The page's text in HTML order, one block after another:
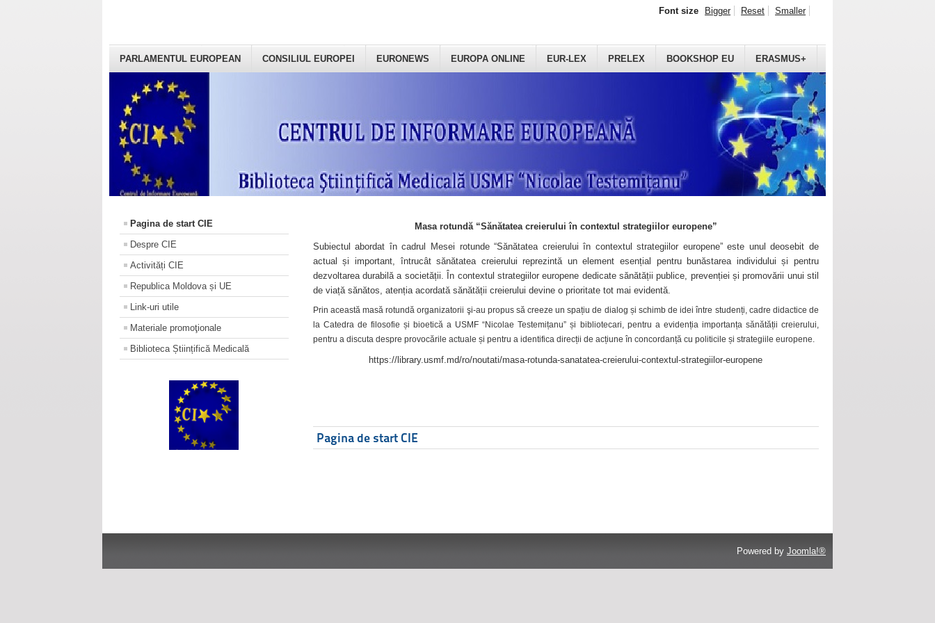
PARLAMENTUL EUROPEAN CONSILIUL EUROPEI EURONEWS EUROPA ONLINE EUR-LEX PRELEX BOOKSHOP EU ERASMUS+
Font size Bigger Reset Smaller
Pagina de start CIE
Despre CIE
Activități CIE
Republica Moldova și UE
Link-uri utile
Materiale promoţionale
Biblioteca Științifică Medicală
Masa rotundă “Sănătatea creierului în contextul strategiilor europene”
Subiectul abordat în cadrul Mesei rotunde “Sănătatea creierului în contextul strategiilor europene” este unul deosebit de
actual și important, întrucât sănătatea creierului reprezintă un element esențial pentru bunăstarea individului și pentru
dezvoltarea durabilă a societății. În contextul strategiilor europene dedicate sănătății publice, prevenției și promovării unui stil
de viață sănătos, atenția acordată sănătății creierului devine o prioritate tot mai evidentă.
Prin această masă rotundă organizatorii şi-au propus să creeze un spațiu de dialog și schimb de idei între studenți, cadre didactice de
la Catedra de filosofie și bioetică a USMF “Nicolae Testemițanu” și bibliotecari, pentru a evidenția importanța sănătății creierului,
pentru a discuta despre provocările actuale și pentru a identifica direcții de acțiune în concordanță cu politicile și strategiile europene.
https://library.usmf.md/ro/noutati/masa-rotunda-sanatatea-creierului-contextul-strategiilor-europene
Pagina de start CIE
Powered by Joomla!®